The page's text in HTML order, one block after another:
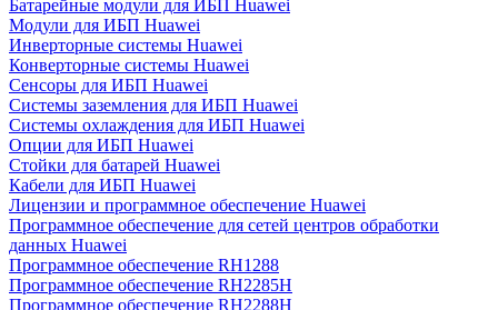
Батарейные модули для ИБП Huawei
Модули для ИБП Huawei
Инверторные системы Huawei
Конверторные системы Huawei
Сенсоры для ИБП Huawei
Системы заземления для ИБП Huawei
Системы охлаждения для ИБП Huawei
Опции для ИБП Huawei
Стойки для батарей Huawei
Кабели для ИБП Huawei
Лицензии и программное обеспечение Huawei
Программное обеспечение для сетей центров обработки
данных Huawei
Программное обеспечение RH1288
Программное обеспечение RH2285H
Программное обеспечение RH2288H